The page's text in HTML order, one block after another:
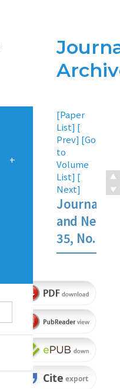
+
[Paper
List] [
Prev] [Go
to
Volume
List] [
Next]
Journal of
and New
35, No. 5